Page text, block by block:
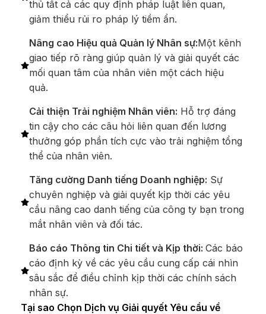
thủ tất cả các quy định pháp luật liên quan,
giảm thiểu rủi ro pháp lý tiềm ẩn.
Nâng cao Hiệu quả Quản lý Nhân sự:Một kênh
giao tiếp rõ ràng giúp quản lý và giải quyết các
mối quan tâm của nhân viên một cách hiệu
quả.
Cải thiện Trải nghiệm Nhân viên: Hỗ trợ đáng
tin cậy cho các câu hỏi liên quan đến lương
thưởng góp phần tích cực vào trải nghiệm tổng
thể của nhân viên.
Tăng cường Danh tiếng Doanh nghiệp: Sự
chuyên nghiệp và giải quyết kịp thời các yêu
cầu nâng cao danh tiếng của công ty bạn trong
mắt nhân viên và đối tác.
Báo cáo Thông tin Chi tiết và Kịp thời: Các báo
cáo định kỳ về các yêu cầu cung cấp cái nhìn
sâu sắc để điều chỉnh kịp thời các chính sách
nhân sự.
Tại sao Chọn Dịch vụ Giải quyết Yêu cầu về